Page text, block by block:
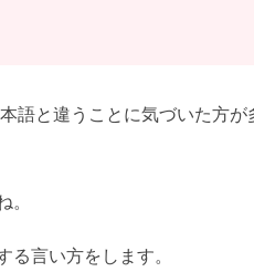
語と違うことに気づいた方が
。
言い方をします。